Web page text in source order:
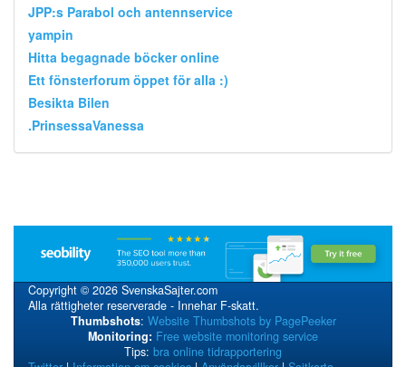
JPP:s Parabol och antennservice
yampin
Hitta begagnade böcker online
Ett fönsterforum öppet för alla :)
Besikta Bilen
.PrinsessaVanessa
Copyright © 2026 SvenskaSajter.com
Alla rättigheter reserverade - Innehar F-skatt.
Thumbshots: Website Thumbshots by PagePeeker
Monitoring: Free website monitoring service
Tips: bra online tidrapportering